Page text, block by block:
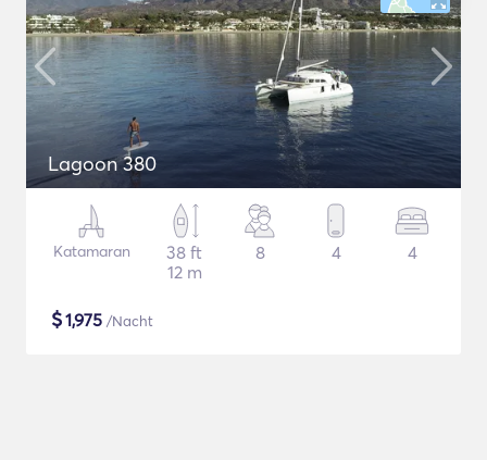
Lagoon 380
Katamaran
38 ft
12 m
8 4 4
$1,975 /Nacht